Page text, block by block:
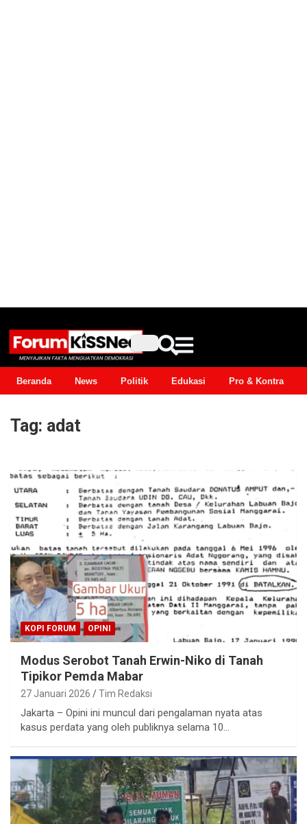
Beranda News Politik Edukasi Pro & Kontra
Tag: adat
KOPI FORUM OPINI
Modus Serobot Tanah Erwin-Niko di Tanah
Tipikor Pemda Mabar
27 Januari 2026 Tim Redaksi
Jakarta – Opini ini muncul dari pengalaman nyata atas
kasus perdata yang oleh publiknya selama 10…